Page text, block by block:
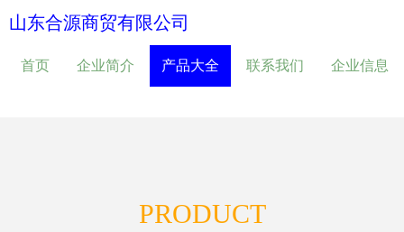
山东合源商贸有限公司
首页 企业简介 产品大全 联系我们 企业信息
PRODUCT